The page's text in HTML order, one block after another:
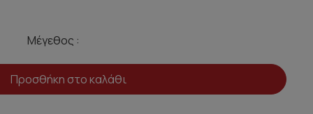
Μέγεθος :
Προσθήκη στο καλάθι